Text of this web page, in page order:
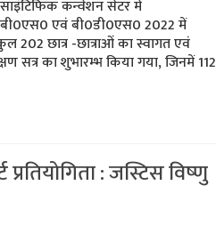
कन्वेंशन सेंटर में
एवं बी0डी0एस0 2022 में
202 छात्र -छात्राओं का स्वागत एवं
सत्र का शुभारम्भ किया गया, जिनमें 112
: जस्टिस विष्‍णु